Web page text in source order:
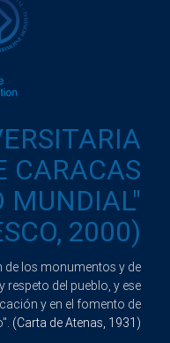
CARACAS
MUNDIAL"
2000)
los monumentos y de
respeto del pueblo, y ese
y en el fomento de
(Carta de Atenas, 1931)